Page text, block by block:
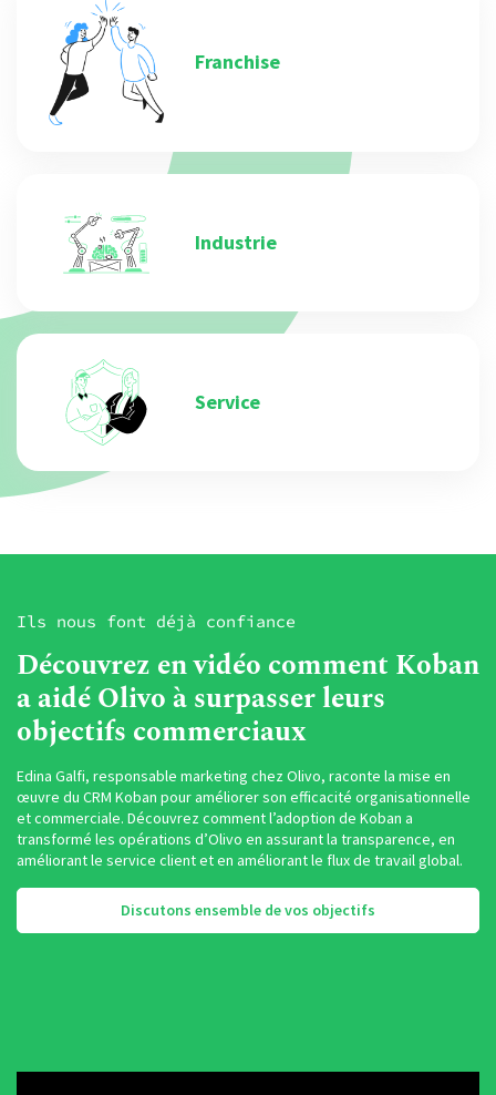
Franchise
Industrie
Service
Ils nous font déjà confiance
Découvrez en vidéo comment Koban
a aidé Olivo à surpasser leurs
objectifs commerciaux
Edina Galfi, responsable marketing chez Olivo, raconte la mise en
œuvre du CRM Koban pour améliorer son efficacité organisationnelle
et commerciale. Découvrez comment l’adoption de Koban a
transformé les opérations d’Olivo en assurant la transparence, en
améliorant le service client et en améliorant le flux de travail global.
Discutons ensemble de vos objectifs